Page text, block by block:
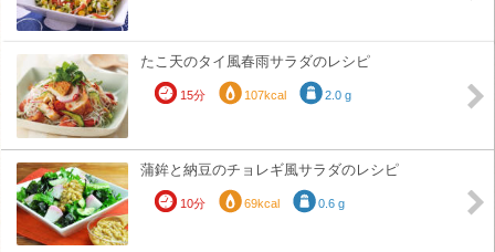
たこ天のタイ風春雨サラダのレシピ
15分 107kcal 2.0 g
蒲鉾と納豆のチョレギ風サラダのレシピ
10分 69kcal 0.6 g